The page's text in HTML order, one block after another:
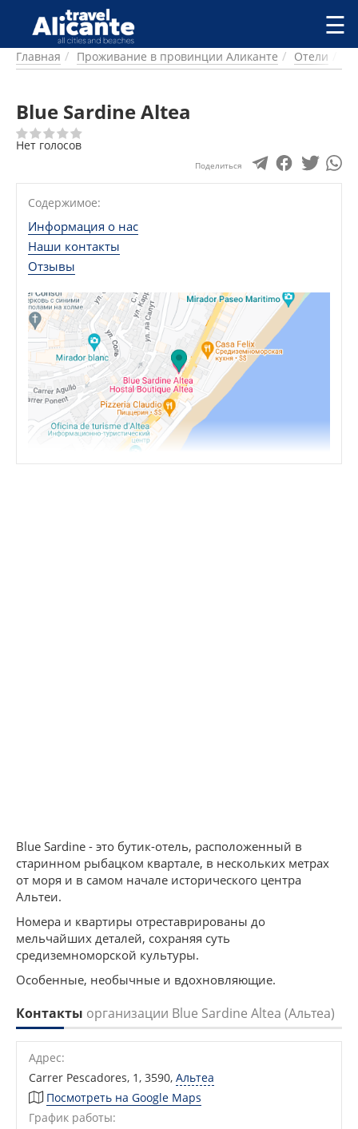
Перейти к основному содержанию
ГОРОДА
ПИТАНИЕ
ПРОЖИВАНИЕ
ПЛЯЖИ
ДОСТОПРИМЕЧАТЕЛЬНОСТИ
КЕМПИНГ
КОМАРКИ (РАЙОНЫ)
РЕЦЕПТЫ
ПРЕДЛОЖЕНИЯ
УСЛУГИ
☰
Главная Проживание в провинции Аликанте Отели
Blue Sardine Altea
Нет голосов
Поделиться
Содержимое:
Информация о нас
Наши контакты
Отзывы
Blue Sardine - это бутик-отель, расположенный в
старинном рыбацком квартале, в нескольких метрах
от моря и в самом начале исторического центра
Альтеи.
Номера и квартиры отреставрированы до
мельчайших деталей, сохраняя суть
средиземноморской культуры.
Особенные, необычные и вдохновляющие.
Контакты организации Blue Sardine Altea (Альтеа)
Адрес:
Carrer Pescadores, 1, 3590, Альтеа
Посмотреть на Google Maps
График работы: